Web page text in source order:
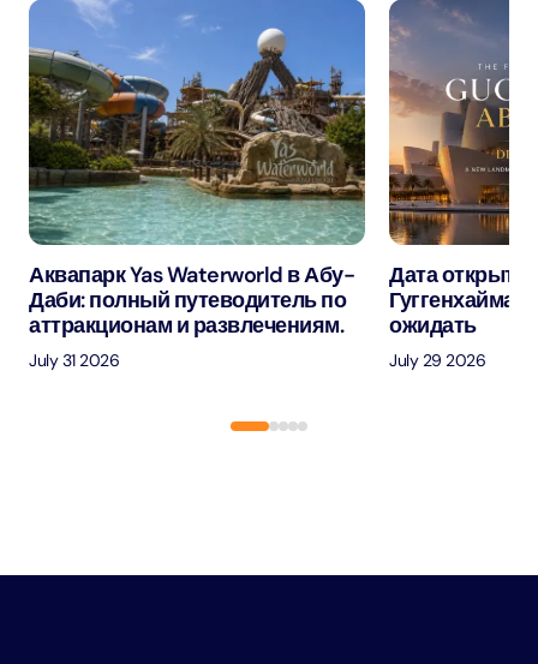
Аквапарк Yas Waterworld в Абу-
Даби: полный путеводитель по
аттракционам и развлечениям.
July 31 2026
Дата
Гуггенхайма
ожидать
July 29 2026